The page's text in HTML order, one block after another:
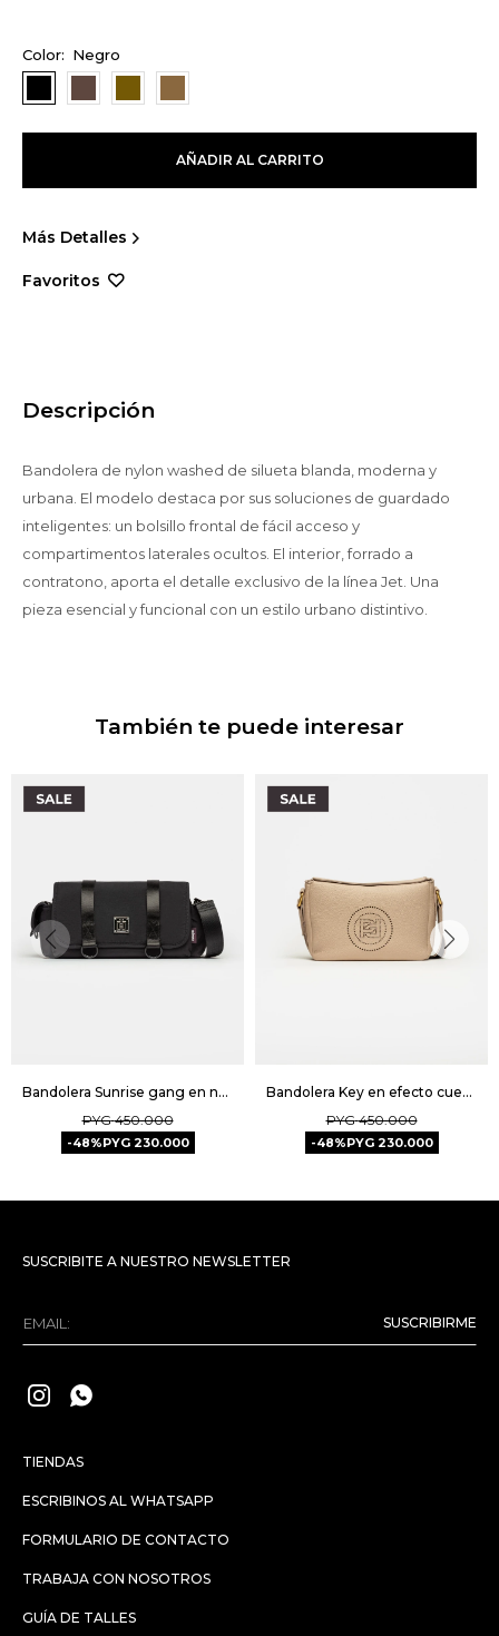
Negro
AÑADIR AL CARRITO
Más Detalles
Descripción
Bandolera de nylon washed de silueta blanda, moderna y
urbana. El modelo destaca por sus soluciones de guardado
inteligentes: un bolsillo frontal de fácil acceso y
compartimentos laterales ocultos. El interior, forrado a
contratono, aporta el detalle exclusivo de la línea Jet. Una
pieza esencial y funcional con un estilo urbano distintivo.
También te puede interesar
Bandolera Sunrise gang en nylon Unisex - Negro
PYG 450.000
48 PYG 230.000
Bandolera Key en efecto cuero graneado - Natural
PYG 450.000
48 PYG 230.000
TIENDAS
ESCRIBINOS AL WHATSAPP
FORMULARIO DE CONTACTO
TRABAJA CON NOSOTROS
GUÍA DE TALLES
SUSCRIBITE A NUESTRO NEWSLETTER
SUSCRIBIRME
 